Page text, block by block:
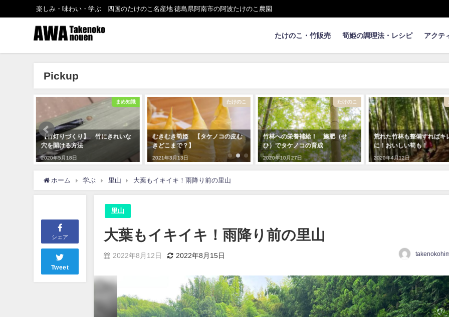
楽しみ・味わい・学ぶ 四国のたけのこ名産地 徳島県阿南市の阿波たけのこ農園
たけのこ・竹販売 筍姫の調理法・レシピ アクテ
Pickup
竹にきれいな
たけのこ
むきむき筍姫 【タケノコの皮む
きどこまで？】
2021年3月13日
たけのこ
竹林への栄養補給！ 施肥（せ
ひ）でタケノコの育成
2020年10月27日
たけのこ
荒れた竹林も整備すればキレイ
に！おいしい筍も！
2020年4月12日
流しそうめん用の
2020年5月11日
ホーム 学ぶ 里山 大葉もイキイキ！雨降り前の里山
シェア
Tweet
里山
大葉もイキイキ！雨降り前の里山
2022年8月12日 2022年8月15日